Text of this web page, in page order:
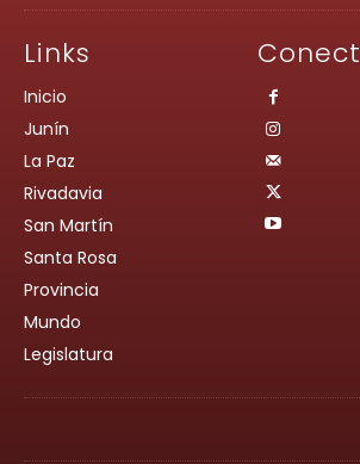
Links
Inicio
Junín
La Paz
Rivadavia
San Martín
Santa Rosa
Provincia
Mundo
Legislatura